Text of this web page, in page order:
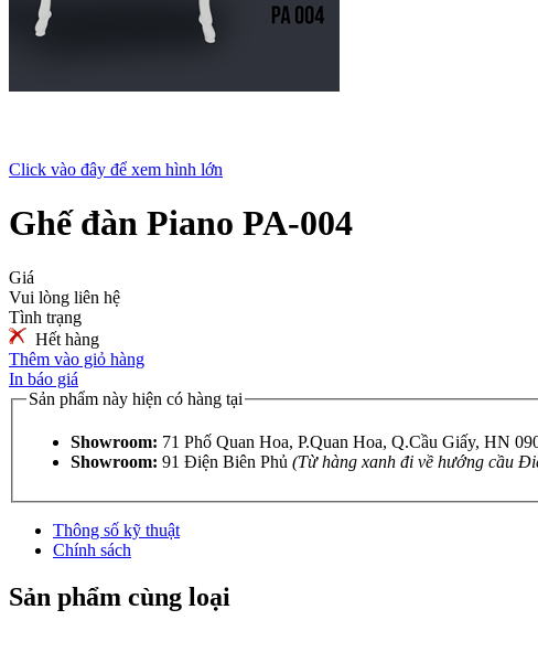
Click vào đây để xem hình lớn
Ghế đàn Piano PA-004
Giá
Vui lòng liên hệ
Tình trạng
Hết hàng
Thêm vào giỏ hàng
In báo giá
Sản phẩm này hiện có hàng tại
Showroom: 71 Phố Quan Hoa, P.Quan Hoa, Q.Cầu Giấy, HN
Showroom: 91 Điện Biên Phủ (Từ hàng xanh đi về hướng cầu
Thông số kỹ thuật
Chính sách
Sản phẩm cùng loại